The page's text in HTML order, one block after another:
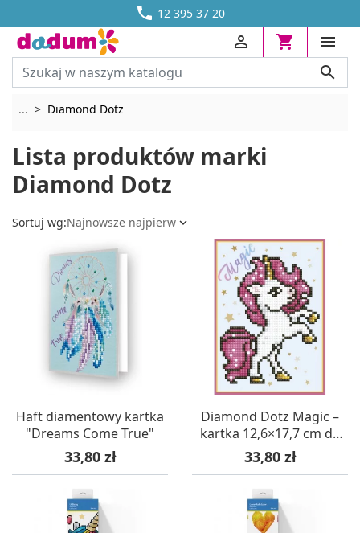
 12 395 37 20
DOSTAWA OD 13,70 ZŁ





... Rozwiń breadcrumbs
Diamond Dotz
Lista produktów marki
Diamond Dotz
Sortuj wg:Najnowsze najpierw 
Haft diamentowy kartka
"Dreams Come True"
Cena
33,80 zł
Diamond Dotz Magic –
kartka 12,6×17,7 cm do
malowania diamencikami
Cena
33,80 zł